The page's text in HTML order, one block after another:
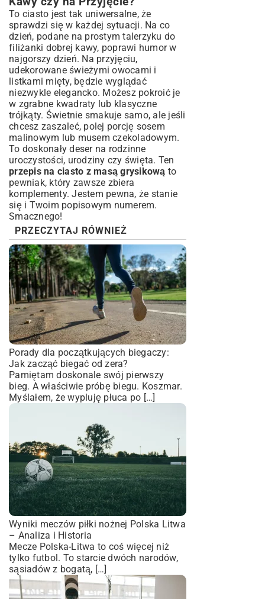
To ciasto jest tak uniwersalne, że
sprawdzi się w każdej sytuacji. Na co
dzień, podane na prostym talerzyku do
filiżanki dobrej kawy, poprawi humor w
najgorszy dzień. Na przyjęciu,
udekorowane świeżymi owocami i
listkami mięty, będzie wyglądać
niezwykle elegancko. Możesz pokroić je
w zgrabne kwadraty lub klasyczne
trójkąty. Świetnie smakuje samo, ale jeśli
chcesz zaszaleć, polej porcję sosem
malinowym lub musem czekoladowym.
To doskonały deser na rodzinne
uroczystości, urodziny czy święta. Ten
przepis na ciasto z masą grysikową to
pewniak, który zawsze zbiera
komplementy. Jestem pewna, że stanie
się i Twoim popisowym numerem.
Smacznego!
PRZECZYTAJ RÓWNIEŻ
Porady dla początkujących biegaczy:
Jak zacząć biegać od zera?
Pamiętam doskonale swój pierwszy
bieg. A właściwie próbę biegu. Koszmar.
Myślałem, że wypluję płuca po […]
Wyniki meczów piłki nożnej Polska Litwa
– Analiza i Historia
Mecze Polska-Litwa to coś więcej niż
tylko futbol. To starcie dwóch narodów,
sąsiadów z bogatą, […]